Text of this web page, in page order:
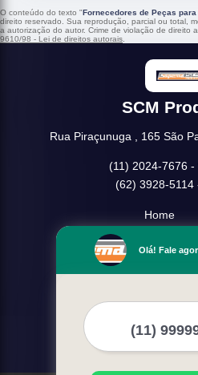
O conteúdo do texto "Fornecedores de Peças
direito reservado. Sua reprodução, parcial ou total,
a autorização do autor. Crime de violação de direito
9610/98 - Lei de direitos autorais.
SCM
Rua Piraçunuga , 165 São
(11) 2024-7676 -
(62) 3928-5114
Home
Missão
Mais
Olá! Fale